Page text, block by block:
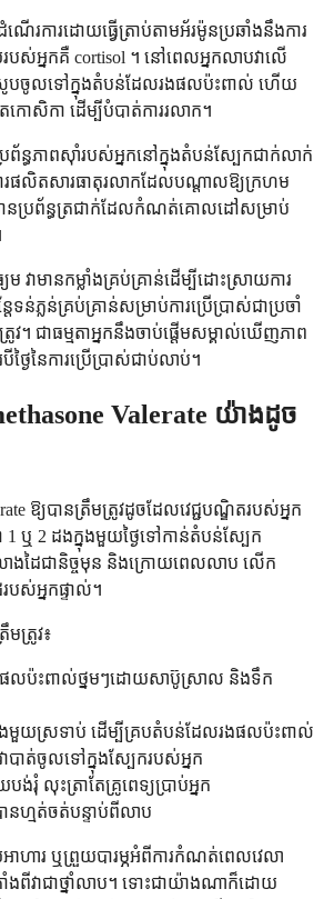
ណើរការដោយធ្វើត្រាប់តាមអ័រម៉ូនប្រឆាំងនឹងការ
បស់អ្នកគឺ cortisol ។ នៅពេលអ្នកលាបវាលើ
ស្រូបចូលទៅក្នុងតំបន់ដែលរងផលប៉ះពាល់ ហើយ
កោសិកា ដើម្បីបំបាត់ការរលាក។
រព័ន្ធភាពស៊ាំរបស់អ្នកនៅក្នុងតំបន់ស្បែកជាក់លាក់
រផលិតសារធាតុរលាកដែលបណ្តាលឱ្យក្រហម
ានប្រព័ន្ធត្រជាក់ដែលកំណត់គោលដៅសម្រាប់
ម វាមានកម្លាំងគ្រប់គ្រាន់ដើម្បីដោះស្រាយការ
ទន់ភ្លន់គ្រប់គ្រាន់សម្រាប់ការប្រើប្រាស់ជាប្រចាំ
វ។ ជាធម្មតាអ្នកនឹងចាប់ផ្តើមសម្គាល់ឃើញភាព
ងៃនៃការប្រើប្រាស់ជាប់លាប់។
Valerate យ៉ាងដូច
ឱ្យបានត្រឹមត្រូវដូចដែលវេជ្ជបណ្ឌិតរបស់អ្នក
ា 1 ឬ 2 ដងក្នុងមួយថ្ងៃទៅកាន់តំបន់ស្បែក
ងដៃជានិច្ចមុន និងក្រោយពេលលាប លើក
បស់អ្នកផ្ទាល់។
មត្រូវ៖
ផលប៉ះពាល់ថ្នមៗដោយសាប៊ូស្រាល និងទឹក
ងមួយស្រទាប់ ដើម្បីគ្របតំបន់ដែលរងផលប៉ះពាល់
បាត់ចូលទៅក្នុងស្បែករបស់អ្នក
រុំ លុះត្រាតែគ្រូពេទ្យប្រាប់អ្នក
នហ្មត់ចត់បន្ទាប់ពីលាប
ាហារ ឬព្រួយបារម្ភអំពីការកំណត់ពេលវេលា
ងពីវាជាថ្នាំលាប។ ទោះជាយ៉ាងណាក៏ដោយ